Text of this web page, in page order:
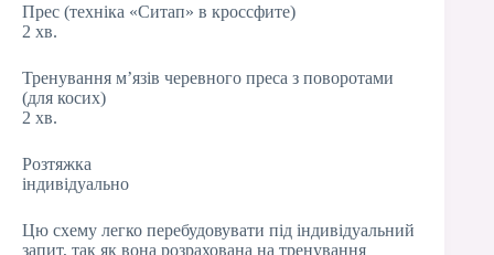
Прес (техніка «Ситап» в кроссфите)
2 хв.
Тренування м’язів черевного преса з поворотами
(для косих)
2 хв.
Розтяжка
індивідуально
Цю схему легко перебудовувати під індивідуальний
запит, так як вона розрахована на тренування